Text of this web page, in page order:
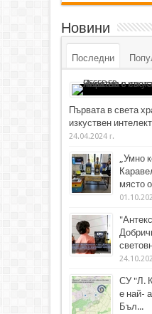
Новини
Последни
Първата в света
изкуствен
24.04.2024 г.
„Умно
място
СУ "Л.
е най-
Бъл...